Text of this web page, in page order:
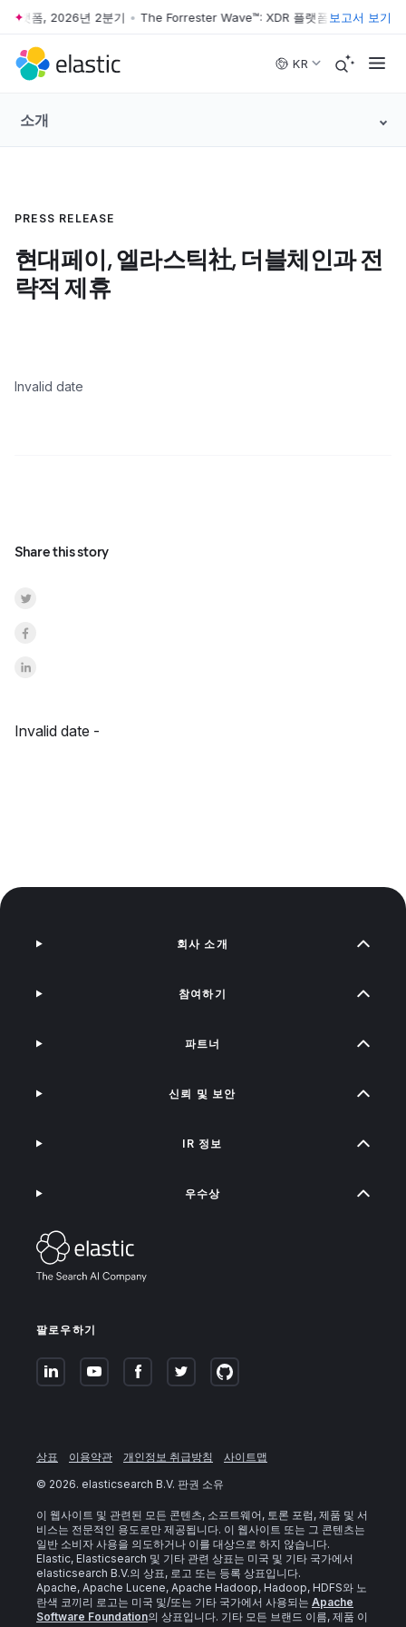
Skip to main content
랫폼, 2026년 2분기 • The Forrester Wave™: XDR 플랫폼, 2026년 2분
보고서 보기
KR
소개
PRESS RELEASE
현대페이, 엘라스틱社, 더블체인과 전
략적 제휴
Invalid date
Share this story
Share on Twitter
Share on Facebook
Share on LinkedInr
Invalid date -
팔로우하기
회사 소개
참여하기
파트너
신뢰 및 보안
IR 정보
우수상
상표 이용약관 개인정보 취급방침
사이트맵
© 2026. elasticsearch B.V. 판권 소유
이 웹사이트 및 관련된 모든 콘텐츠, 소프트웨어, 토론 포럼, 제품 및 서
비스는 전문적인 용도로만 제공됩니다. 이 웹사이트 또는 그 콘텐츠는
일반 소비자 사용을 의도하거나 이를 대상으로 하지 않습니다.
Elastic, Elasticsearch 및 기타 관련 상표는 미국 및 기타 국가에서
elasticsearch B.V.의 상표, 로고 또는 등록 상표입니다.
Apache, Apache Lucene, Apache Hadoop, Hadoop, HDFS와 노
란색 코끼리 로고는 미국 및/또는 기타 국가에서 사용되는 Apache
Software Foundation의 상표입니다. 기타 모든 브랜드 이름, 제품 이